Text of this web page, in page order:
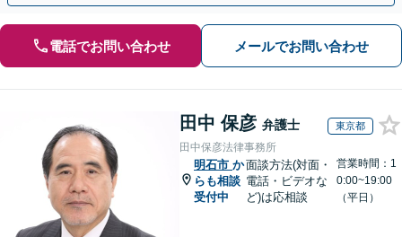
電話でお問い合わせ メールでお問い合わせ
田中 保彦 弁護士 東京都
田中保彦法律事務所
明石市 か
らも相談
受付中
面談方法(対面・
電話・ビデオな
ど)は応相談
営業時間：1
0:00~19:00
（平日）